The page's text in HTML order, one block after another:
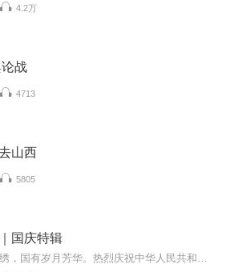
4.2万
战
4713
山西
5805
国庆特辑